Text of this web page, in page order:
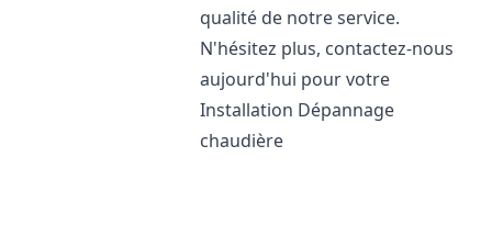
qualité de notre service.
N'hésitez plus, contactez-nous
aujourd'hui pour votre
Installation Dépannage
chaudière